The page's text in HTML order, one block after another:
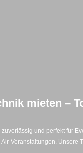
mieten –
und perfekt für